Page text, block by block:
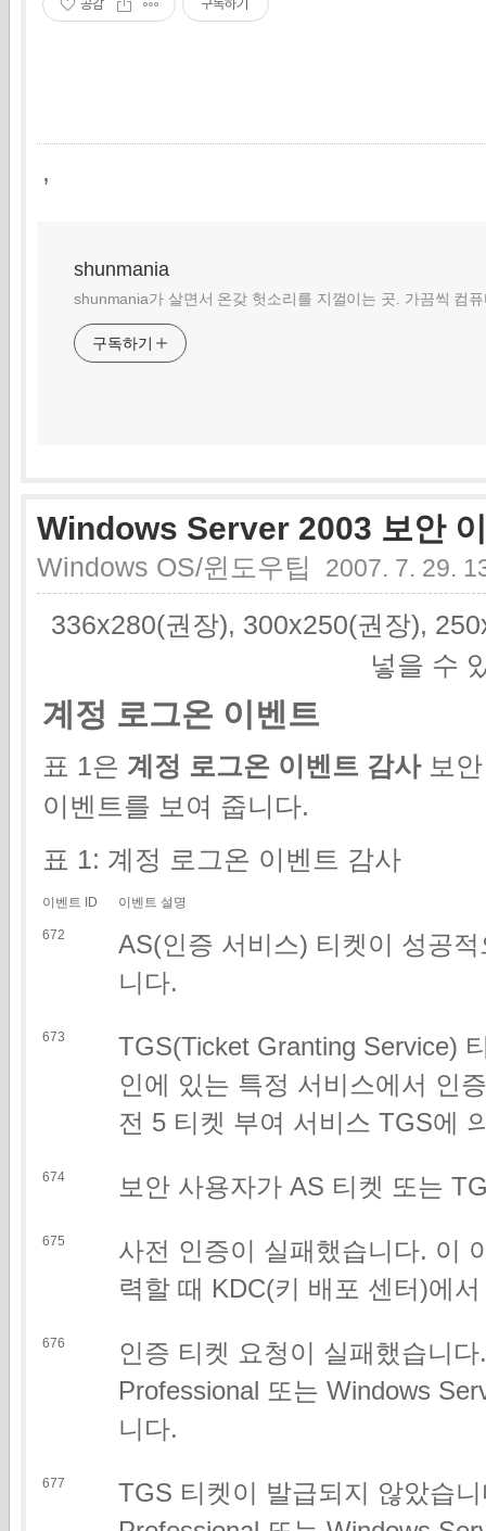
공감 구독하기
,
shunmania
shunmania가 살면서 온갖 헛소리를 지껄이는 곳. 가끔씩 컴
구독하기
Windows Server 2003 보안
Windows OS/윈도우팁 2007. 7. 29.
336x280(권장), 300x250(권장),
넣을 수
계정 로그온 이벤트
표 1은 계정 로그온 이벤트 감사보안
이벤트를 보여 줍니다.
표 1: 계정 로그온 이벤트 감사
이벤트 ID 이벤트 설명
672
AS(인증 서비스) 티켓이 성공
니다.
673
TGS(Ticket Granting Service)
인에 있는 특정 서비스에서 인
전 5 티켓 부여 서비스 TGS에
674 보안 사용자가 AS 티켓 또는
675
사전 인증이 실패했습니다. 이
력할 때 KDC(키 배포 센터)에
676
인증 티켓 요청이 실패했습니
Professional 또는 Windows
니다.
677
TGS 티켓이 발급되지 않았습